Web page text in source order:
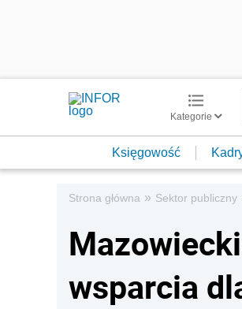
Kategorie
Księgowość
Strona główna » Sektor publiczny
wsparcia